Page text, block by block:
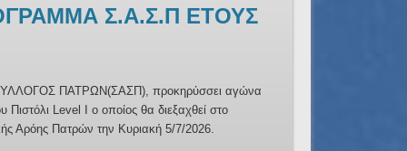
Σ.Α.Σ.Π ΕΤΟΥΣ
ΠΑΤΡΩΝ(ΣΑΣΠ), προκηρύσσει αγώνα
Level I ο οποίος θα διεξαχθεί στο
Αρόης Πατρών την Κυριακή 5/7/2026.
ΓΕΝΙΚΗΣ
ΣΥΝΕΛΕΥΣΙΣ
ΕΚΛΟΓΟΑΠΟΛΟΓΙΣΤΙΚΗΣ ΣΥΝΕΛΕΥΣΗΣ ΤΟΥ